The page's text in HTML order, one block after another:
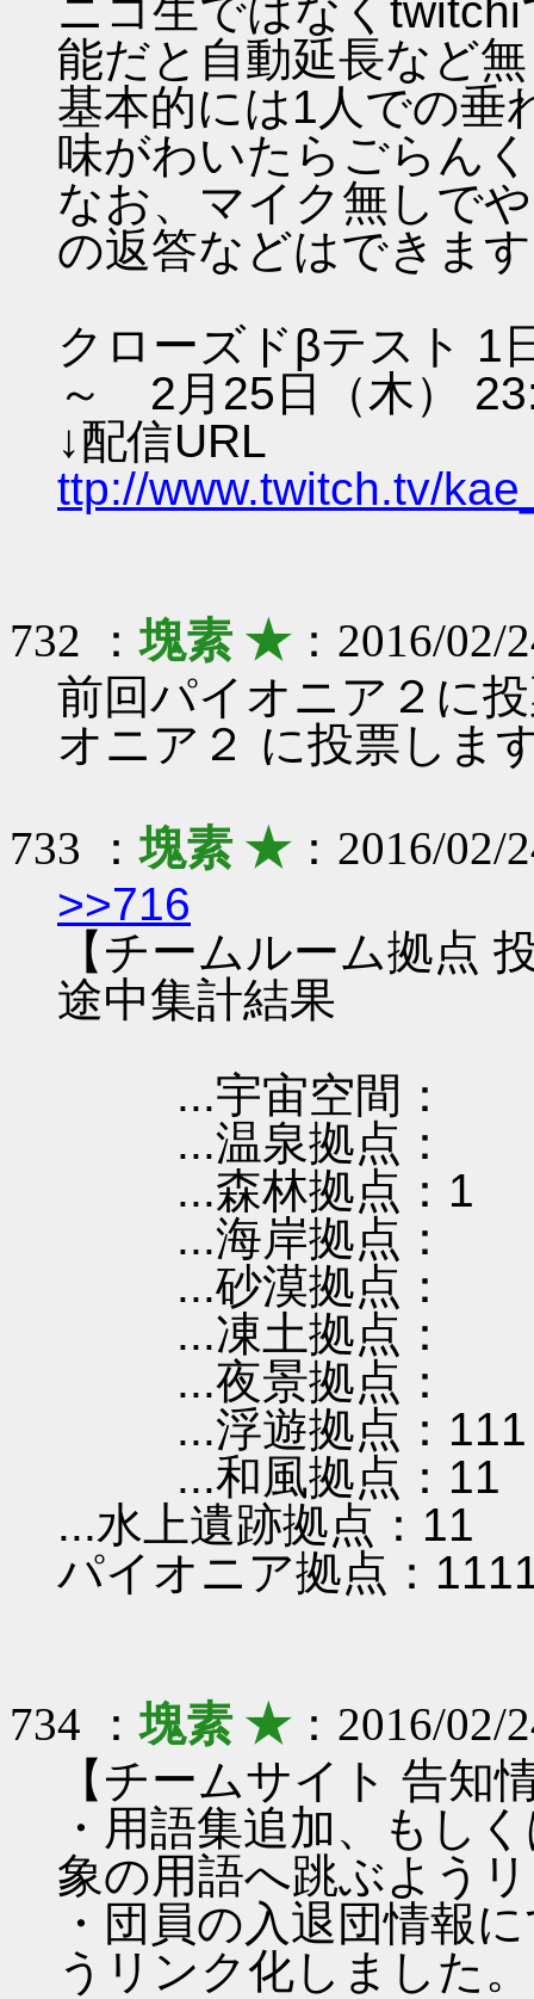
ニコ生ではなく
能だと自動延長など
基本的には1人での垂
味がわいたらごらん
なお、マイク無しで
の返答などはできま
クローズドβテスト
～ 2月25日（木）
↓配信URL
ttp://www.twitch.tv/
732 ：塊素 ★：2016/02/
前回パイオニア２に
オニア２ に投票しま
733 ：塊素 ★：2016/02/
>>716
【チームルーム拠点
途中集計結果
...宇宙空間：
...温泉拠点：
...森林拠点：1
...海岸拠点：
...砂漠拠点：
...凍土拠点：
...夜景拠点：
...浮遊拠点：111
...和風拠点：11
...水上遺跡拠点：11
パイオニア拠点：
734 ：塊素 ★：2016/02/
【チームサイト 告知
・用語集追加、もし
象の用語へ跳ぶよう
・団員の入退団情報
うリンク化しました。